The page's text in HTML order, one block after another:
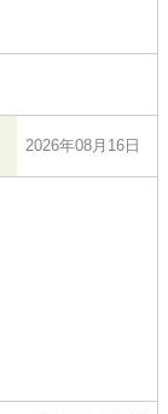
2026年08月16日